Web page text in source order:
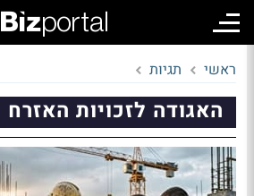
ראשי תגיות
האגודה לזכויות האזרח